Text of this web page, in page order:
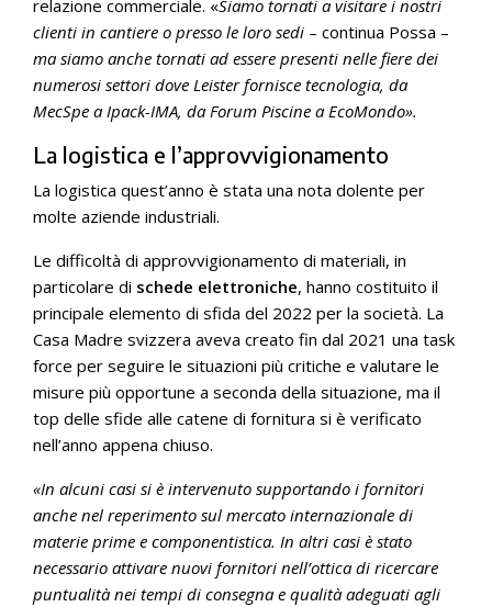
relazione commerciale. «Siamo tornati a visitare i nostri
clienti in cantiere o presso le loro sedi – continua Possa –
ma siamo anche tornati ad essere presenti nelle fiere dei
numerosi settori dove Leister fornisce tecnologia, da
MecSpe a Ipack-IMA, da Forum Piscine a EcoMondo».
La logistica e l’approvvigionamento
La logistica quest’anno è stata una nota dolente per
molte aziende industriali.
Le difficoltà di approvvigionamento di materiali, in
particolare di schede elettroniche, hanno costituito il
principale elemento di sfida del 2022 per la società. La
Casa Madre svizzera aveva creato fin dal 2021 una task
force per seguire le situazioni più critiche e valutare le
misure più opportune a seconda della situazione, ma il
top delle sfide alle catene di fornitura si è verificato
nell’anno appena chiuso.
«In alcuni casi si è intervenuto supportando i fornitori
anche nel reperimento sul mercato internazionale di
materie prime e componentistica. In altri casi è stato
necessario attivare nuovi fornitori nell’ottica di ricercare
puntualità nei tempi di consegna e qualità adeguati agli